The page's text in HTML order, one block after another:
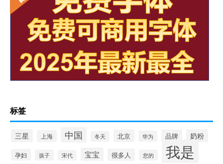
标签
三星 上海 中国 冬天 北京 华为 品牌 奶粉
孕妇 孩子 宋代 宝宝 很多人 您的 我是